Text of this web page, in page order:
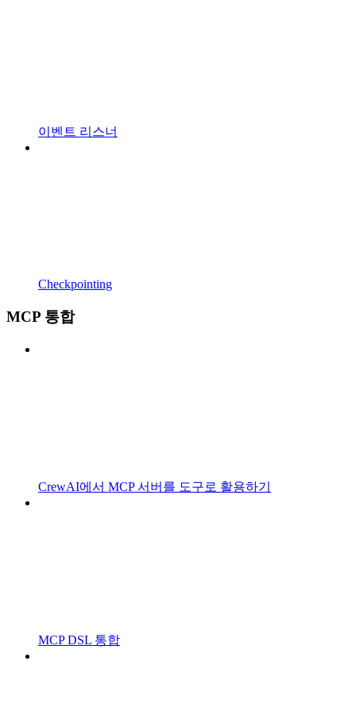
이벤트 리스너
Checkpointing
MCP 통합
CrewAI에서 MCP 서버를 도구로 활용하기
MCP DSL 통합